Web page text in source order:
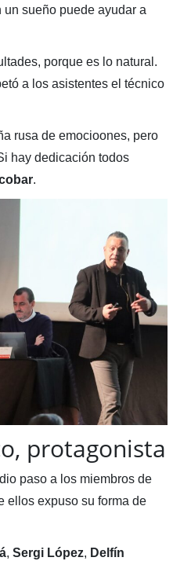
sueño puede ayudar a
porque es lo natural.
a los asistentes el técnico
rusa de emocioones, pero
hay dedicación todos
.
protagonista
paso a los miembros de
ellos expuso su forma de
, Sergi López, Delfín